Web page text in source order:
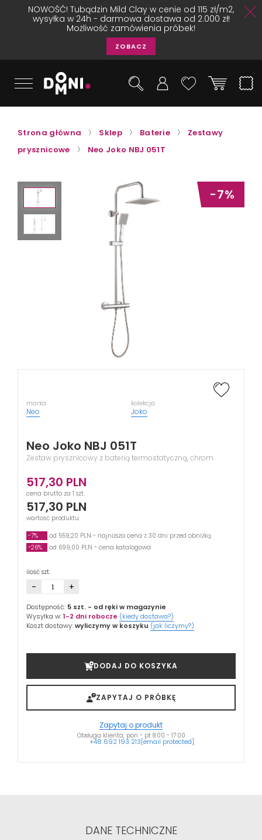
NOWOŚĆ! Tubądzin Mild Clay w cenie od 115 zł/m2,
wysyłka w 24h - darmowa dostawa od 2.000 zł!
Możliwość zamówienia próbek!
ZOBACZ
Strona główna Sklep Baterie
Zestawy
prysznicowe
Neo Joko NBJ 051T
-7%
marka
Neo
kolekcja
Joko
Neo Joko NBJ 051T
Zestaw prysznicowy z baterią termostatyczną, chrom
517,30 PLN
cena brutto za 1 szt.
517,30 PLN
wartość produktu
-7%
od 559,20 PLN - najniższa cena z 30 dni przed obniżką
-26%
od 699,00 PLN - cena katalogowa
ilość szt.
- +
Dostępność: 5 szt. - od ręki w magazynie
Wysyłka w:1-2 dni robocze (kiedy dostawa?)
Koszt dostawy:wyliczymy w koszyku (jak liczymy?)
DODAJ DO KOSZYKA
ZAPYTAJ O PRÓBKĘ
Zapytaj o produkt
Obsługa klienta, pon - pt 8:00 - 17:00
+48 692 193 213[email protected]
DANE TECHNICZNE